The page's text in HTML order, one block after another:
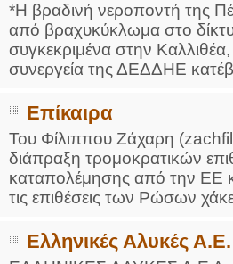
*Η βραδινή νεροποντή της
από βραχυκύκλωμα στο
συγκεκριμένα στην
συνεργεία της ΔΕΔΔΗΕ
Επίκαιρα
Του Φίλιππου Ζάχαρη
διάπραξη τρομοκρατικών
καταπολέμησης από την ΕΕ
τις επιθέσεις των Ρώσων
Ελληνικές Αλυκές Α.Ε.